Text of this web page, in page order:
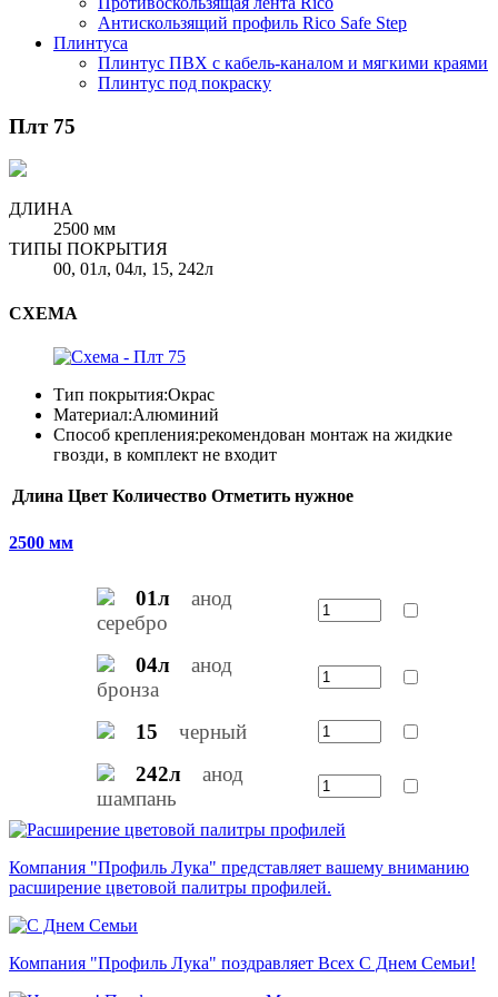
Антискользящий профиль Rico Safe Step
Плинтуса
Плинтус ПВХ с кабель-каналом и мягкими краями
Плинтус под покраску
Плт 75
ДЛИНА
2500 мм
ТИПЫ ПОКРЫТИЯ
00, 01л, 04л, 15, 242л
СХЕМА
Тип покрытия:Окрас
Материал:Алюминий
Способ крепления:рекомендован монтаж на жидкие
гвозди, в комплект не входит
Длина Цвет Количество Отметить нужное
2500 мм
01л
анод
серебро
04л
анод
бронза
15
черный
242л
анод
шампань
Компания "Профиль Лука" представляет вашему вниманию
расширение цветовой палитры профилей.
Компания "Профиль Лука" поздравляет Всех С Днем Семьи!